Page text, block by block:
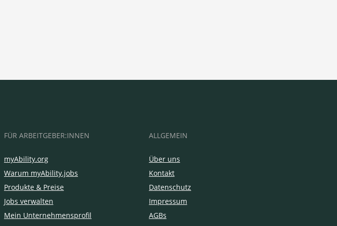
FÜR ARBEITGEBER:INNEN
myAbility.org
Warum myAbility.jobs
Produkte & Preise
Jobs verwalten
Mein Unternehmensprofil
ALLGEMEIN
Über uns
Kontakt
Datenschutz
Impressum
AGBs